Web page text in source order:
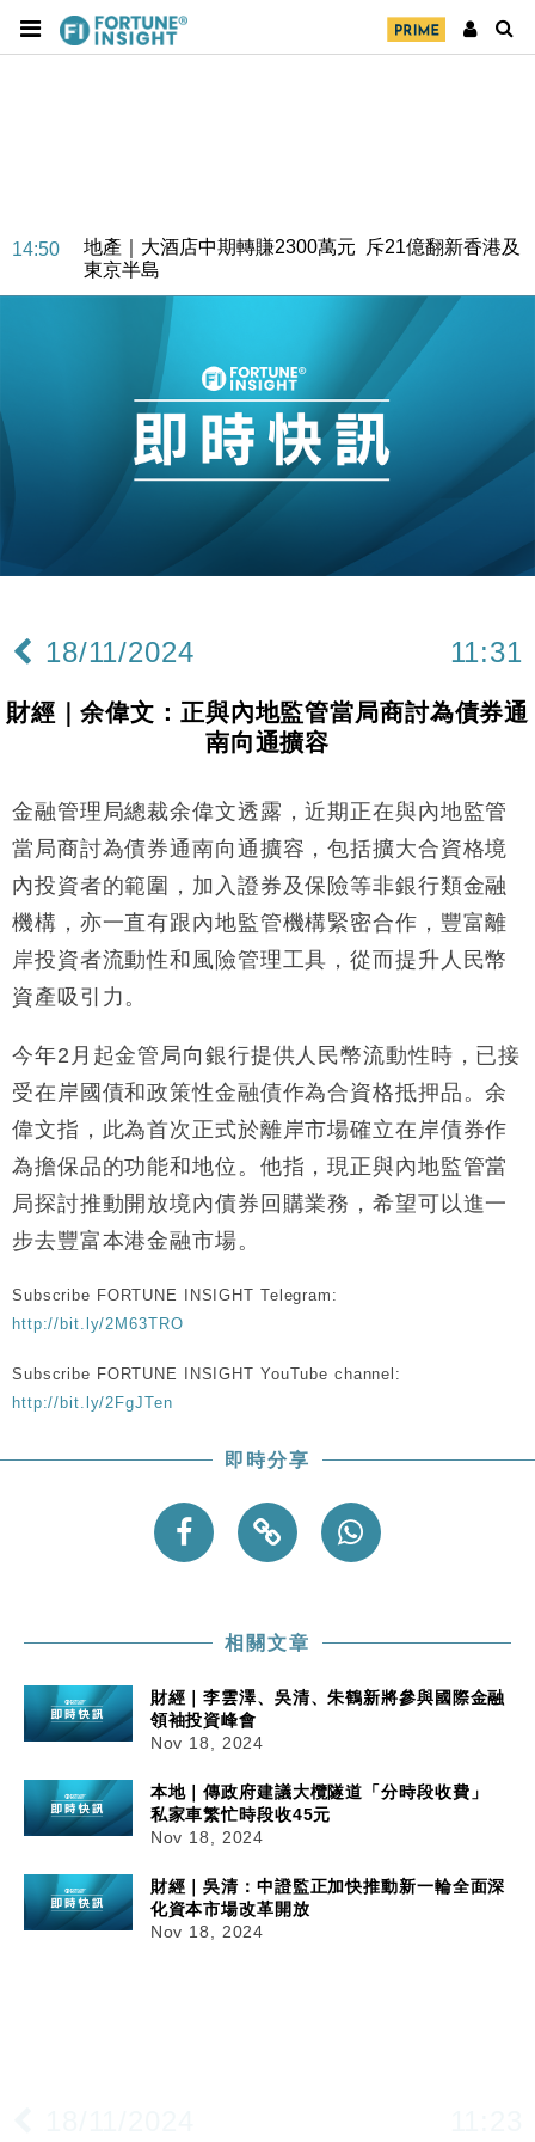
14:50
地產｜大酒店中期轉賺2300萬元 斥21億翻新香港及
東京半島
國際｜特朗普赴洛杉磯高球場活動前 男子攜槍彈被捕
財經｜香港7月PMI回落至51 企業擴張放慢兼縮減人
財經｜黑石傳再籌逾360億美元 支援Anthropic租用
Google晶片
10:57
財經｜美商務部擬擴大金屬關稅範圍 14類產品或加徵
本地｜新世界K11 9月升級會員制度 增鉑金卡級別鎖
16:33
財經｜滙控重啟最多10億美元回購 派息比率目標維持
15:11
財經｜SHEIN傳最快8月中招股 估值料降至400億美
可多飛一程
14:50
地產｜大酒店中期轉賺2300萬元 斥21億翻新香港及
12:30
財經｜香港7月PMI回落至51 企業擴張放慢兼縮減人
手
Google晶片
10:57
財經｜美商務部擬擴大金屬關稅範圍 14類產品或加徵
25%
18:15
本地｜新世界K11 9月升級會員制度 增鉑金卡級別鎖
定高消費客群
17:40
財經｜本港6月零售額連升14個月 珠寶鐘錶銷售升勢
最強
50%
15:11
財經｜SHEIN傳最快8月中招股 估值料降至400億美
13:49
本地｜HK Express推飛行套票 兩程低至448元加2元
可多飛一程
18/11/2024 11:31
財經｜余偉文：正與內地監管當局商討為債券通
南向通擴容
金融管理局總裁余偉文透露，近期正在與內地監管
當局商討為債券通南向通擴容，包括擴大合資格境
內投資者的範圍，加入證券及保險等非銀行類金融
機構，亦一直有跟內地監管機構緊密合作，豐富離
岸投資者流動性和風險管理工具，從而提升人民幣
資產吸引力。
今年2月起金管局向銀行提供人民幣流動性時，已接
受在岸國債和政策性金融債作為合資格抵押品。余
偉文指，此為首次正式於離岸市場確立在岸債券作
為擔保品的功能和地位。他指，現正與內地監管當
局探討推動開放境內債券回購業務，希望可以進一
步去豐富本港金融市場。
Subscribe FORTUNE INSIGHT Telegram:
http://bit.ly/2M63TRO
Subscribe FORTUNE INSIGHT YouTube channel:
http://bit.ly/2FgJTen
即時分享
相關文章
財經｜李雲澤、吳清、朱鶴新將參與國際金融
領袖投資峰會
Nov 18, 2024
本地｜傳政府建議大欖隧道「分時段收費」
私家車繁忙時段收45元
Nov 18, 2024
財經｜吳清：中證監正加快推動新一輪全面深
化資本市場改革開放
Nov 18, 2024